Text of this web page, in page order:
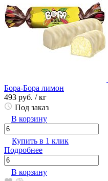
Бора-Бора лимон
493 руб. / кг
Под заказ
В корзину
Купить в 1 клик
Подробнее
В корзину